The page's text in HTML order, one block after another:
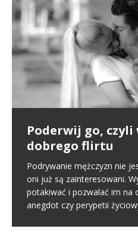
Poderwij go,
dobrego flirtu
Podrywanie mężczyzn nie
oni już są zainteresowani.
potakiwać i pozwalać im na
anegdot czy perypetii
Pierwsze
Poznajemy się na portalu
pierwszym kontaktem jest
schemat we współczesnym
tworzy się pierwsze
Proste i
poszukiwania
offline
W miłości nic nie jest
jest ona tak wspaniała. Nie
samo zabieranie się za